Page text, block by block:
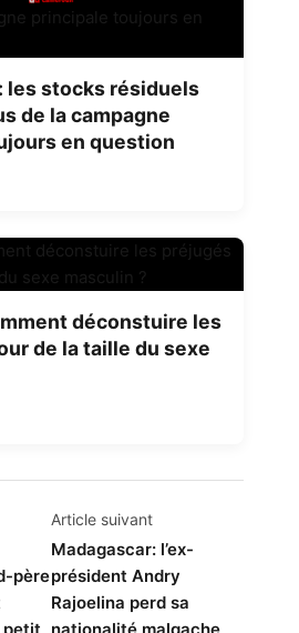
les stocks résiduels
de la campagne
en question
déconstuire les
de la taille du sexe
père
Article suivant
Madagascar: l’ex-
président Andry
Rajoelina perd sa